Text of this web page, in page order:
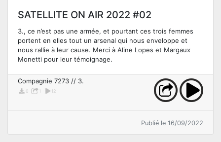
SATELLITE ON AIR 2022 #02
3., ce n’est pas une armée, et pourtant ces trois femmes
portent en elles tout un arsenal qui nous enveloppe et
nous rallie à leur cause. Merci à Aline Lopes et Margaux
Monetti pour leur témoignage.
Compagnie 7273 // 3.
0 1 12
Publié le 16/09/2022